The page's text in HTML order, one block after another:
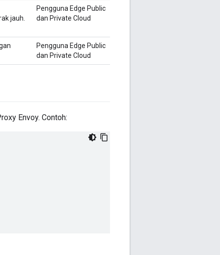
jauh.
Pengguna Edge Public
dan Private Cloud
Pengguna Edge Public
dan Private Cloud
Envoy. Contoh: